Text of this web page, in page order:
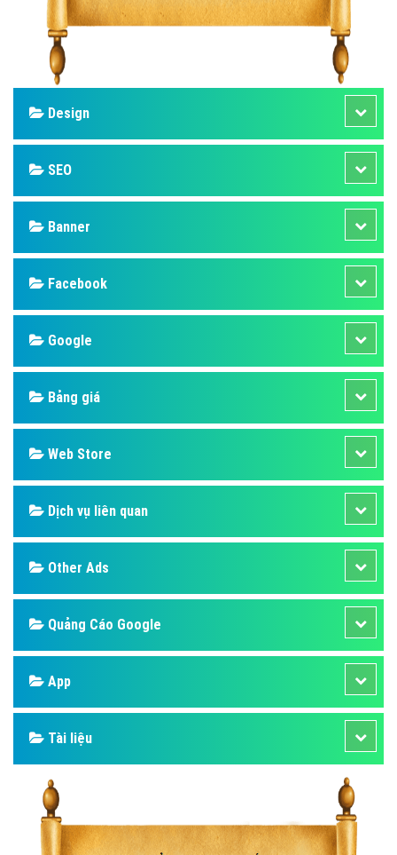
Design
SEO
Banner
Facebook
Google
Bảng giá
Web Store
Dịch vụ liên quan
Other Ads
Quảng Cáo Google
App
Tài liệu